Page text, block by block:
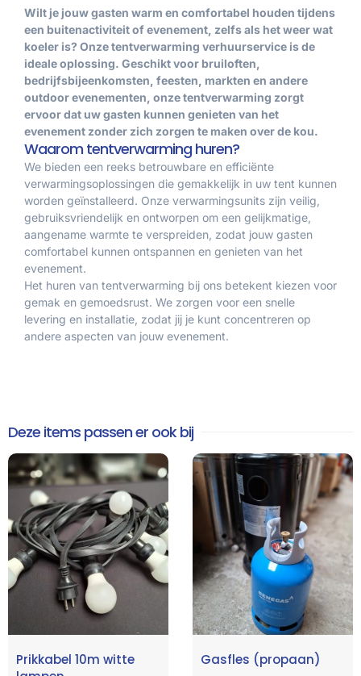
Wilt je jouw gasten warm en comfortabel houden tijdens
een buitenactiviteit of evenement, zelfs als het weer wat
koeler is? Onze tentverwarming verhuurservice is de
ideale oplossing. Geschikt voor bruiloften,
bedrijfsbijeenkomsten, feesten, markten en andere
outdoor evenementen, onze tentverwarming zorgt
ervoor dat uw gasten kunnen genieten van het
evenement zonder zich zorgen te maken over de kou.
Waarom tentverwarming huren?
We bieden een reeks betrouwbare en efficiënte
verwarmingsoplossingen die gemakkelijk in uw tent kunnen
worden geïnstalleerd. Onze verwarmingsunits zijn veilig,
gebruiksvriendelijk en ontworpen om een gelijkmatige,
aangename warmte te verspreiden, zodat jouw gasten
comfortabel kunnen ontspannen en genieten van het
evenement.
Het huren van tentverwarming bij ons betekent kiezen voor
gemak en gemoedsrust. We zorgen voor een snelle
levering en installatie, zodat jij je kunt concentreren op
andere aspecten van jouw evenement.
Deze items passen er ook bij
Prikkabel 10m witte
Gasfles (propaan)